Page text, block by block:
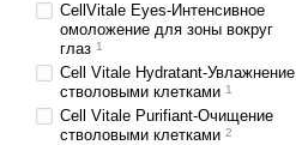
CellVitale Eyes-Интенсивное
омоложение для зоны вокруг
глаз 1
Cell Vitale Hydratant-Увлажнение
стволовыми клетками 1
Cell Vitale Purifiant-Очищение
стволовыми клетками 2